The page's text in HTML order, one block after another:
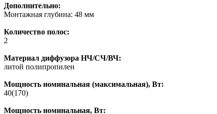
Дополнительно:
Монтажная глубина: 48 мм
Количество полос:
2
Материал диффузора НЧ/СЧ/ВЧ:
литой полипропилен
Мощность номинальная (максимальная), Вт:
40(170)
Мощность номинальная, Вт: